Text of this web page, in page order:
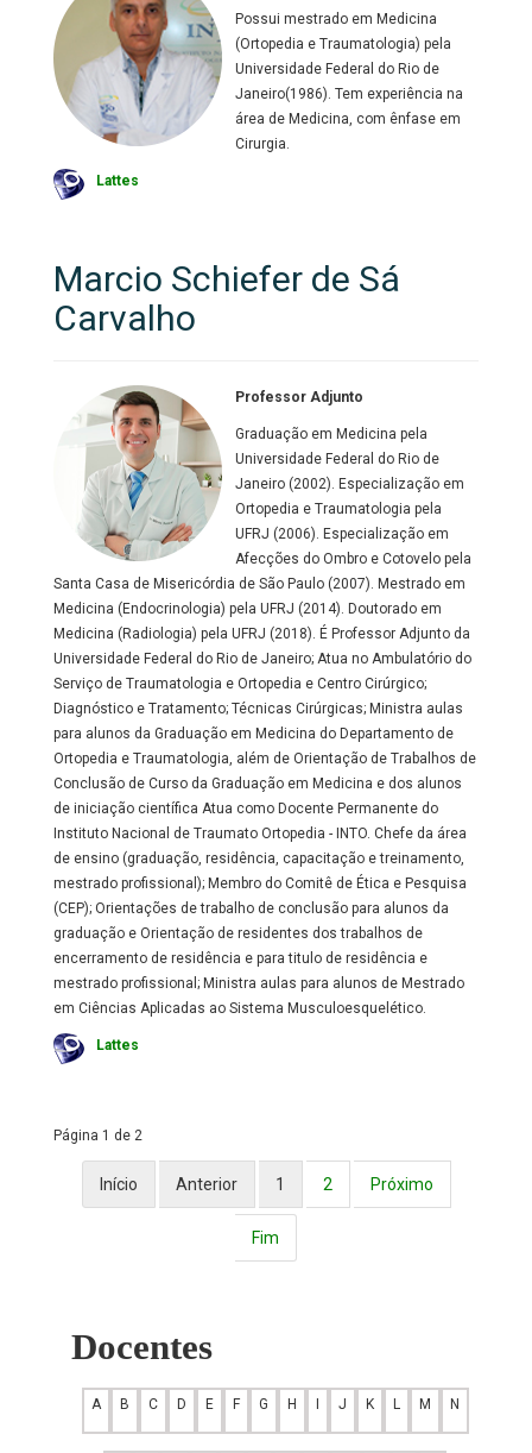
Possui mestrado em Medicina
(Ortopedia e Traumatologia) pela
Universidade Federal do Rio de
Janeiro(1986). Tem experiência na
área de Medicina, com ênfase em
Cirurgia.
Lattes
Marcio Schiefer de Sá
Carvalho
Professor Adjunto
Graduação em Medicina pela
Universidade Federal do Rio de
Janeiro (2002). Especialização em
Ortopedia e Traumatologia pela
UFRJ (2006). Especialização em
Afecções do Ombro e Cotovelo pela
Santa Casa de Misericórdia de São Paulo (2007). Mestrado em
Medicina (Endocrinologia) pela UFRJ (2014). Doutorado em
Medicina (Radiologia) pela UFRJ (2018). É Professor Adjunto da
Universidade Federal do Rio de Janeiro; Atua no Ambulatório do
Serviço de Traumatologia e Ortopedia e Centro Cirúrgico;
Diagnóstico e Tratamento; Técnicas Cirúrgicas; Ministra aulas
para alunos da Graduação em Medicina do Departamento de
Ortopedia e Traumatologia, além de Orientação de Trabalhos de
Conclusão de Curso da Graduação em Medicina e dos alunos
de iniciação científica Atua como Docente Permanente do
Instituto Nacional de Traumato Ortopedia - INTO. Chefe da área
de ensino (graduação, residência, capacitação e treinamento,
mestrado profissional); Membro do Comitê de Ética e Pesquisa
(CEP); Orientações de trabalho de conclusão para alunos da
graduação e Orientação de residentes dos trabalhos de
encerramento de residência e para titulo de residência e
mestrado profissional; Ministra aulas para alunos de Mestrado
em Ciências Aplicadas ao Sistema Musculoesquelético.
Lattes
Página 1 de 2
Início Anterior 1 2 Próximo
Fim
Docentes
A B C D E F G H J K L M N